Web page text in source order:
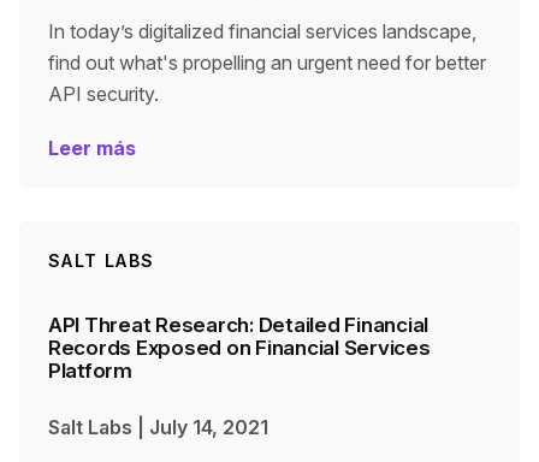
In today’s digitalized financial services landscape,
find out what's propelling an urgent need for better
API security.
Leer más
SALT LABS
API Threat Research: Detailed Financial
Records Exposed on Financial Services
Platform
Salt Labs July 14, 2021